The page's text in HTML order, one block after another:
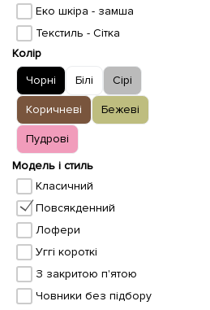
Еко шкіра - замша
Текстиль - Сітка
Колір
Чорні
Білі Сірі
Коричневі Бежеві
Пудрові
Модель і стиль
Класичний
Повсякденний
Лофери
Уггі короткі
З закритою п'ятою
Човники без підбору